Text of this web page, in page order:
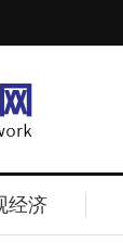
经济